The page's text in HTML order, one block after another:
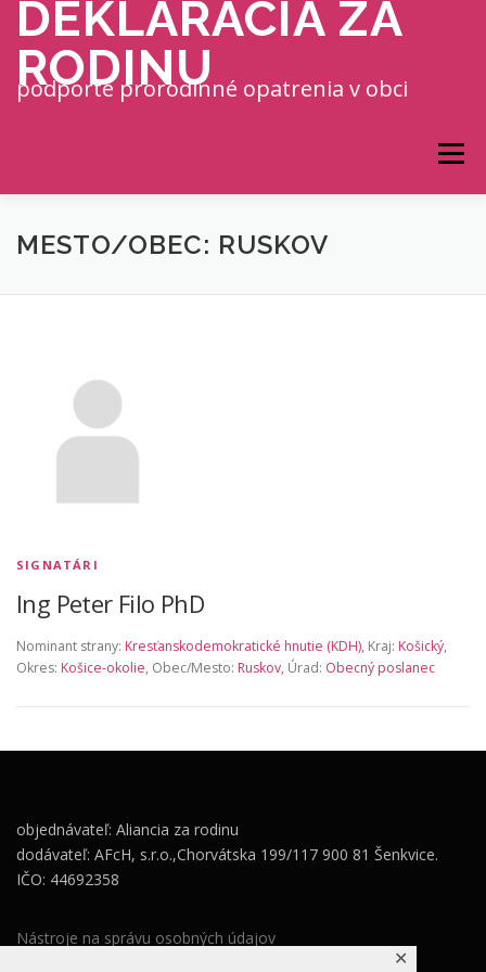
✕
Prejsť na obsah
DEKLARÁCIA ZA
RODINU
podporte prorodinné opatrenia v obci
Menu
MESTO/OBEC: RUSKOV
SIGNATÁRI
Ing Peter Filo PhD
Nominant strany: Kresťanskodemokratické hnutie (KDH), Kraj: Košický,
Okres: Košice-okolie, Obec/Mesto: Ruskov, Úrad: Obecný poslanec
objednávateľ: Aliancia za rodinu
dodávateľ: AFcH, s.r.o.,Chorvátska 199/117 900 81 Šenkvice.
IČO: 44692358
Nástroje na správu osobných údajov